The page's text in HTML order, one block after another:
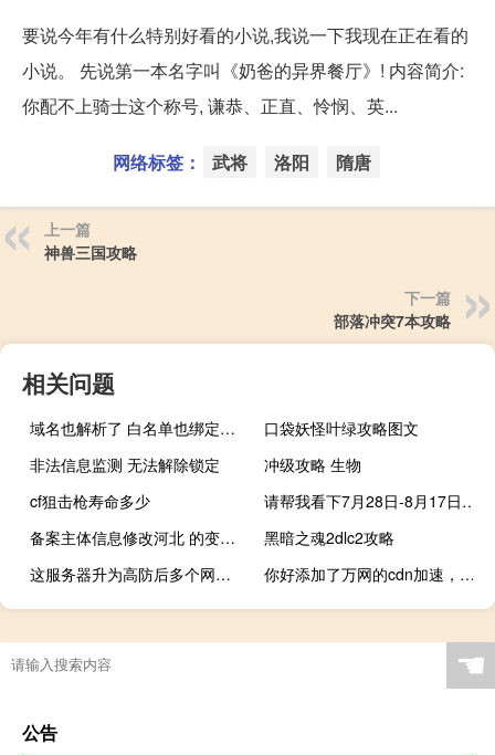
要说今年有什么特别好看的小说,我说一下我现在正在看的
小说。 先说第一本名字叫《奶爸的异界餐厅》! 内容简介:
你配不上骑士这个称号, 谦恭、正直、怜悯、英...
网络标签： 武将 洛阳 隋唐
上一篇
神兽三国攻略
下一篇
部落冲突7本攻略
相关问题
域名也解析了 白名单也绑定了，宝塔面板也绑定了 就是打不开
口袋妖怪叶绿攻略图文
非法信息监测 无法解除锁定
冲级攻略 生物
cf狙击枪寿命多少
请帮我看下7月28日-8月17日之间有没有这封邮件
备案主体信息修改河北 的变更为江苏 的
黑暗之魂2dlc2攻略
这服务器升为高防后多个网站打不开
你好添加了万网的cdn加速，怎么还不能访问呢
☚
公告